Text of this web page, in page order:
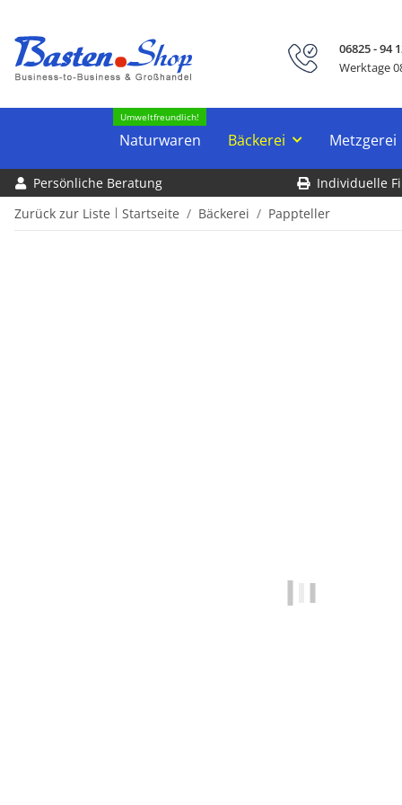
06825 - 94
Werktage
Naturwaren
Umweltfreundlich!
Bäckerei Metzgerei
Persönliche Beratung Individuelle
Zurück zur Liste
Startseite Bäckerei Pappteller